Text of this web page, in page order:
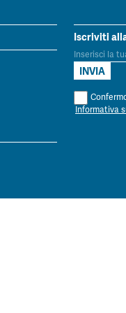
Iscriviti
Informativa